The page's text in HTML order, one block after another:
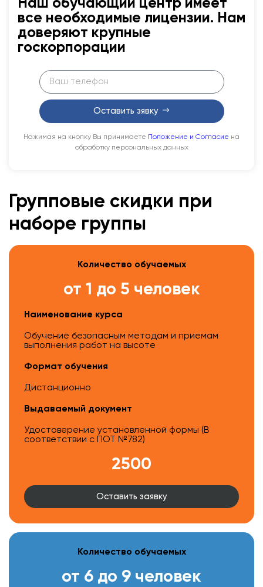
Наш обучающий центр имеет
все необходимые лицензии. Нам
доверяют крупные
госкорпорации
Оставить зявку
Нажимая на кнопку Вы принимаете Положение и Согласие на
обработку персональных данных
Групповые скидки при
наборе группы
Количество обучаемых
от 1 до 5 человек
Наименование курса
Обучение безопасным методам и приемам
выполнения работ на высоте
Формат обучения
Дистанционно
Выдаваемый документ
Удостоверение установленной формы (В
соответствии с ПОТ №782)
2500
Оставить заявку
Количество обучаемых
от 6 до 9 человек